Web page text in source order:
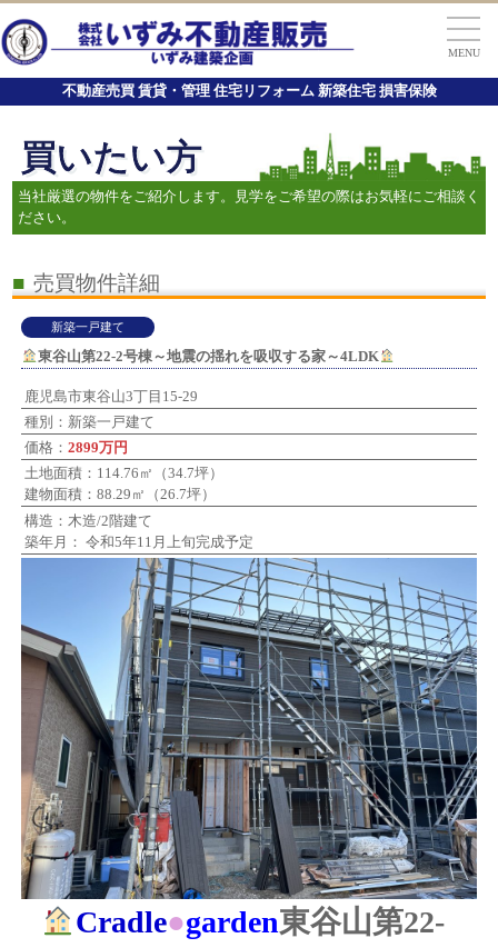
MENU
不動産売買 賃貸・管理 住宅リフォーム 新築住宅 損害保険
買いたい方
当社厳選の物件をご紹介します。見学をご希望の際はお気軽にご相談く
ださい。
■ 売買物件詳細
新築一戸建て
東谷山第22-2号棟～地震の揺れを吸収する家～4LDK
鹿児島市東谷山3丁目15-29
種別：新築一戸建て
価格：2899万円
土地面積：114.76㎡（34.7坪）
建物面積：88.29㎡（26.7坪）
構造：木造/2階建て
築年月： 令和5年11月上旬完成予定
Cradle●garden東谷山第22-